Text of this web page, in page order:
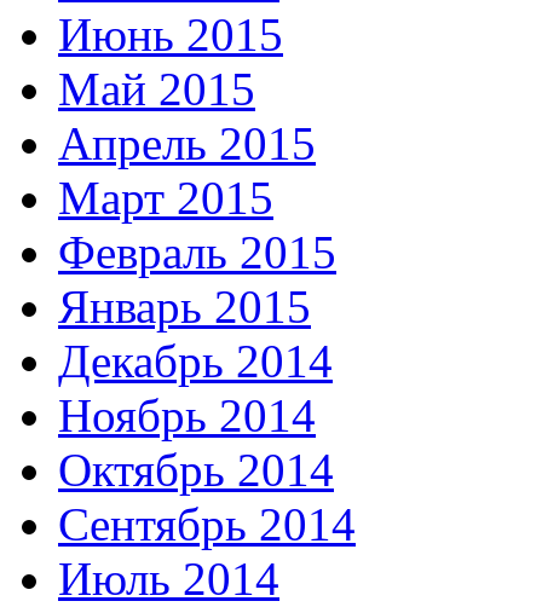
Июнь 2015
Май 2015
Апрель 2015
Март 2015
Февраль 2015
Январь 2015
Декабрь 2014
Ноябрь 2014
Октябрь 2014
Сентябрь 2014
Июль 2014